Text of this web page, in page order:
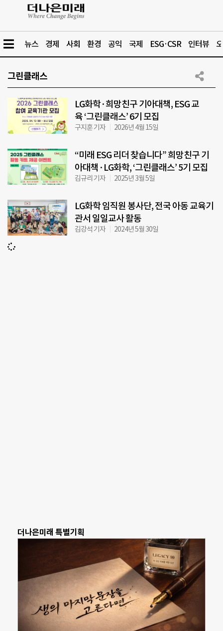
뉴스 경제 사회 환경 공익 국제 ESG·CSR 인터뷰
그린클래스
LG화학·희망친구 기아대책, ESG 교
육 ‘그린클래스’ 6기 모집
구지훈 기자 2026년 4월 15일
“미래 ESG 리더 찾습니다” 희망친구 기
아대책·LG화학, ‘그린클래스’ 5기 모집
김규리 기자 2025년 3월 5일
LG화학 임직원 봉사단, 전국 아동 교육기
관서 일일교사 활동
김강석 기자 2024년 5월 30일
더나은미래 특별기획